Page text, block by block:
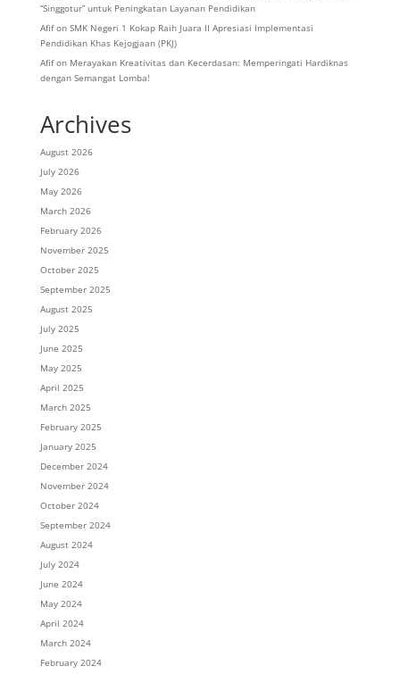
“Singgotur” untuk Peningkatan Layanan Pendidikan
Afifon SMK Negeri 1 Kokap Raih Juara II Apresiasi Implementasi
Pendidikan Khas Kejogjaan (PKJ)
Afifon Merayakan Kreativitas dan Kecerdasan: Memperingati Hardiknas
dengan Semangat Lomba!
Archives
August 2026
July 2026
May 2026
March 2026
February 2026
November 2025
October 2025
September 2025
August 2025
July 2025
June 2025
May 2025
April 2025
March 2025
February 2025
January 2025
December 2024
November 2024
October 2024
September 2024
August 2024
July 2024
June 2024
May 2024
April 2024
March 2024
February 2024